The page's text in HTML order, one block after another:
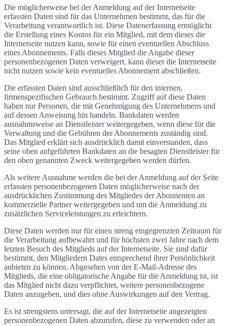
Die möglicherweise bei der Anmeldung auf der Internetseite
erfassten Daten sind für das Unternehmen bestimmt, das für die
Verarbeitung verantwortlich ist. Diese Datenerfassung ermöglicht
die Erstellung eines Kontos für ein Mitglied, mit dem dieses die
Internetseite nutzen kann, sowie für einen eventuellen Abschluss
eines Abonnements. Falls dieses Mitglied die Angabe dieser
personenbezogenen Daten verweigert, kann dieser die Internetseite
nicht nutzen sowie kein eventuelles Abonnement abschließen.
Die erfassten Daten sind ausschließlich für den internen,
firmenspezifischen Gebrauch bestimmt. Zugriff auf diese Daten
haben nur Personen, die mit Genehmigung des Unternehmens und
auf dessen Anweisung hin handeln. Bankdaten werden
ausnahmsweise an Dienstleister weitergegeben, wenn diese für die
Verwaltung und die Gebühren der Abonnements zuständig sind.
Das Mitglied erklärt sich ausdrücklich damit einverstanden, dass
seine oben aufgeführten Bankdaten an die besagten Dienstleister für
den oben genannten Zweck weitergegeben werden dürfen.
Als weitere Ausnahme werden die bei der Anmeldung auf der Seite
erfassten personenbezogenen Daten möglicherweise nach der
ausdrücklichen Zustimmung des Mitgliedes der Abonnenten an
kommerzielle Partner weitergegeben und um die Anmeldung zu
zusätzlichen Serviceleistungen zu erleichtern.
Diese Daten werden nur für einen streng eingegrenzten Zeitraum für
die Verarbeitung aufbewahrt und für höchsten zwei Jahre nach dem
letzten Besuch des Mitglieds auf der Internetseite. Sie sind dafür
bestimmt, den Mitgliedern Dates entsprechend ihrer Persönlichkeit
anbieten zu können. Abgesehen von der E-Mail-Adresse des
Mitglieds, die eine obligatorische Angabe für die Anmeldung ist, ist
das Mitglied nicht dazu verpflichtet, weitere personenbezogene
Daten anzugeben, und dies ohne Auswirkungen auf den Vertrag.
Es ist strengstens untersagt, die auf der Internetseite angezeigten
personenbezogenen Daten abzurufen, diese zu verwenden oder an